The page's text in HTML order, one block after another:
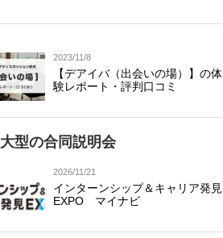
2023/11/8
【デアイバ（出会いの場）】の体
験レポート・評判口コミ
大型の合同説明会
2026/11/21
インターンシップ＆キャリア発見
EXPO マイナビ